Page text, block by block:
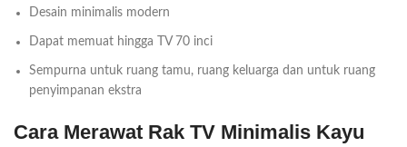
Desain minimalis modern
Dapat memuat hingga TV 70 inci
Sempurna untuk ruang tamu, ruang keluarga dan untuk ruang
penyimpanan ekstra
Cara Merawat Rak TV Minimalis Kayu